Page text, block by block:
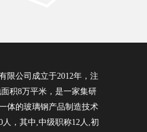
限公司成立于2012年，注
积8万平米，是一家集研
体的玻璃钢产品制造技术
，其中,中级职称12人,初